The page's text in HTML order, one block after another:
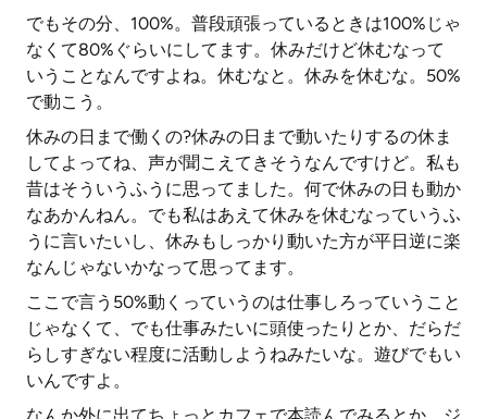
でもその分、100%。普段頑張っているときは100%じゃ
なくて80%ぐらいにしてます。休みだけど休むなって
いうことなんですよね。休むなと。休みを休むな。50%
で動こう。
休みの日まで働くの?休みの日まで動いたりするの休ま
してよってね、声が聞こえてきそうなんですけど。私も
昔はそういうふうに思ってました。何で休みの日も動か
なあかんねん。でも私はあえて休みを休むなっていうふ
うに言いたいし、休みもしっかり動いた方が平日逆に楽
なんじゃないかなって思ってます。
ここで言う50%動くっていうのは仕事しろっていうこと
じゃなくて、でも仕事みたいに頭使ったりとか、だらだ
らしすぎない程度に活動しようねみたいな。遊びでもい
いんですよ。